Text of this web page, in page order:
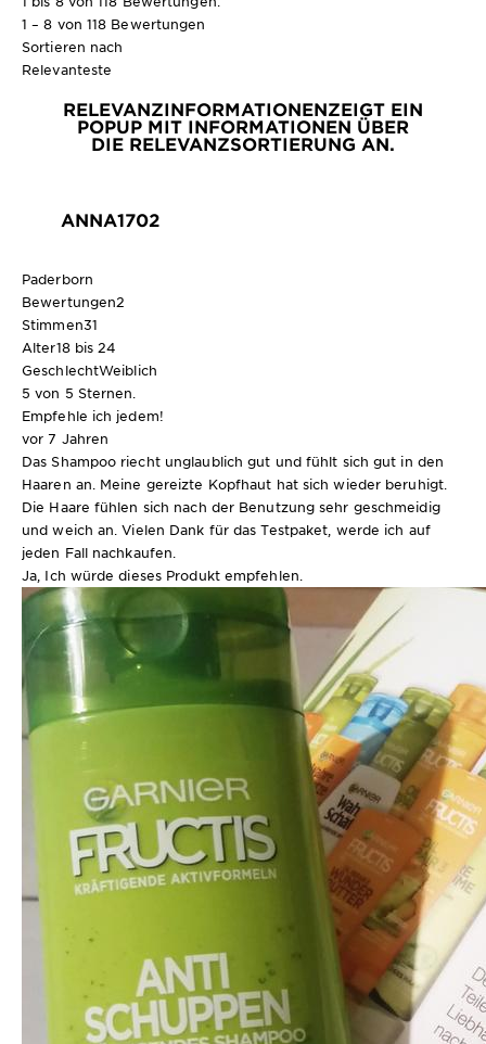
1 – 8 von 118 Bewertungen
Sortieren nach
Relevanteste
RELEVANZINFORMATIONENZEIGT EIN
POPUP MIT INFORMATIONEN ÜBER
DIE RELEVANZSORTIERUNG AN.
ANNA1702
Paderborn
Bewertungen2
Stimmen31
Alter18 bis 24
GeschlechtWeiblich
5 von 5 Sternen.
Empfehle ich jedem!
vor 7 Jahren
Das Shampoo riecht unglaublich gut und fühlt sich gut in den
Haaren an. Meine gereizte Kopfhaut hat sich wieder beruhigt.
Die Haare fühlen sich nach der Benutzung sehr geschmeidig
und weich an. Vielen Dank für das Testpaket, werde ich auf
jeden Fall nachkaufen.
Ja, Ich würde dieses Produkt empfehlen.